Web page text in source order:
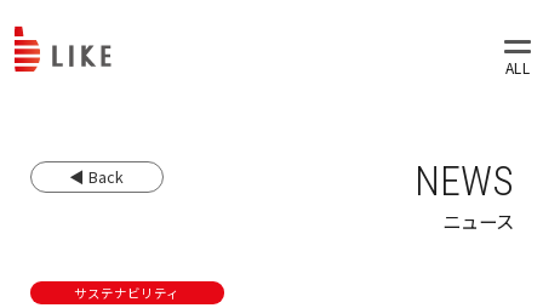
◀ Back NEWS
ニュース
サステナビリティ